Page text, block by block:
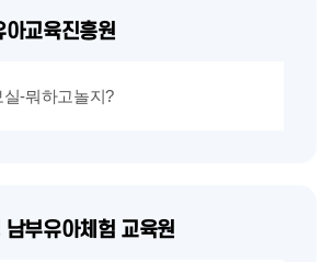
아교육진흥원
실-뭐하고놀지?
부유아체험 교육원